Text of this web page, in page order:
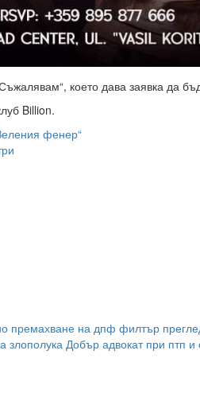
което дава заявка да
Billion.
фенер“
премахване на дпф филтър
злополука Добър адвокат при птп